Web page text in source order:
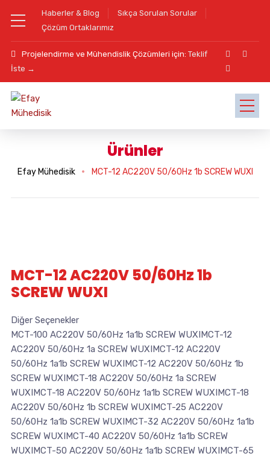
Haberler & Blog
Sıkça Sorulan Sorular
Çözüm Ortaklarımız
Projelendirme ve Mühendislik Çözümleri için: Teklif
İste →
Ürünler
Efay Mühedisik MCT-12 AC220V 50/60Hz 1b SCREW WUXI
MCT-12 AC220V 50/60Hz 1b
SCREW WUXI
Diğer Seçenekler
MCT-100 AC220V 50/60Hz 1a1b SCREW WUXIMCT-12
AC220V 50/60Hz 1a SCREW WUXIMCT-12 AC220V
50/60Hz 1a1b SCREW WUXIMCT-12 AC220V 50/60Hz 1b
SCREW WUXIMCT-18 AC220V 50/60Hz 1a SCREW
WUXIMCT-18 AC220V 50/60Hz 1a1b SCREW WUXIMCT-18
AC220V 50/60Hz 1b SCREW WUXIMCT-25 AC220V
50/60Hz 1a1b SCREW WUXIMCT-32 AC220V 50/60Hz 1a1b
SCREW WUXIMCT-40 AC220V 50/60Hz 1a1b SCREW
WUXIMCT-50 AC220V 50/60Hz 1a1b SCREW WUXIMCT-65